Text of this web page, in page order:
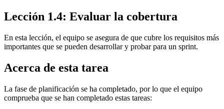
Lección 1.4: Evaluar la cobertura
En esta lección, el equipo se asegura de que cubre los requisitos más
importantes que se pueden desarrollar y probar para un sprint.
Acerca de esta tarea
La fase de planificación se ha completado, por lo que el equipo
comprueba que se han completado estas tareas: